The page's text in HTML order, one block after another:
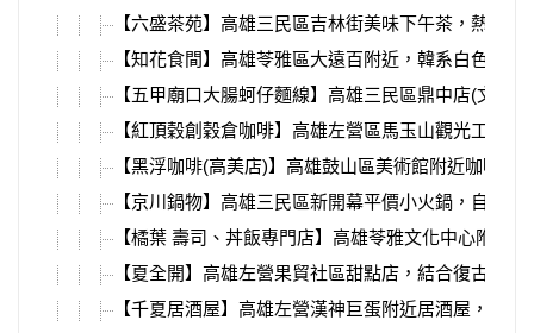
【六盛茶苑】高雄三民區吉林街美味下午茶，熱呼
【知花食間】高雄苓雅區大遠百附近，韓系白色網
【五甲廟口大腸蚵仔麵線】高雄三民區鼎中店(文藻
【紅頂穀創穀倉咖啡】高雄左營區馬玉山觀光工廠
【黑浮咖啡(高美店)】高雄鼓山區美術館附近咖啡
【京川鍋物】高雄三民區新開幕平價小火鍋，自助
【橘葉 壽司、丼飯專門店】高雄苓雅文化中心附近
【夏全開】高雄左營果貿社區甜點店，結合復古老
【千夏居酒屋】高雄左營漢神巨蛋附近居酒屋，絕